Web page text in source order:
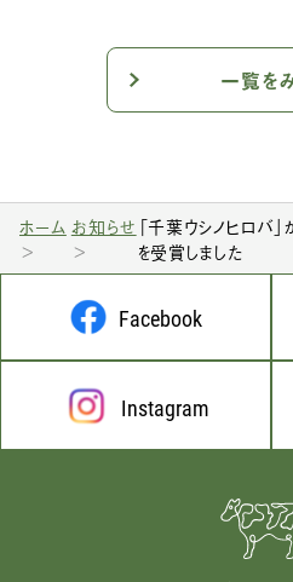
一覧を
ホーム お知らせ 「千葉ウシノヒロバ
を受賞しました
Facebook
Instagram